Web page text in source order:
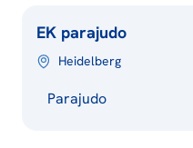
EK parajudo
Heidelberg
Parajudo